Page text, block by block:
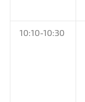
10:10-10:30